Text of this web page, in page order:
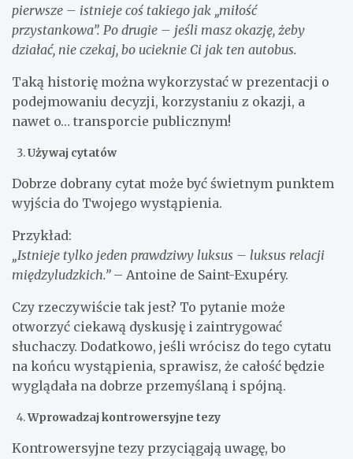
pierwsze – istnieje coś takiego jak „miłość
przystankowa”. Po drugie – jeśli masz okazję, żeby
działać, nie czekaj, bo ucieknie Ci jak ten autobus.
Taką historię można wykorzystać w prezentacji o
podejmowaniu decyzji, korzystaniu z okazji, a
nawet o… transporcie publicznym!
Używaj cytatów
Dobrze dobrany cytat może być świetnym punktem
wyjścia do Twojego wystąpienia.
Przykład:
„Istnieje tylko jeden prawdziwy luksus – luksus relacji
międzyludzkich.”– Antoine de Saint-Exupéry.
Czy rzeczywiście tak jest? To pytanie może
otworzyć ciekawą dyskusję i zaintrygować
słuchaczy. Dodatkowo, jeśli wrócisz do tego cytatu
na końcu wystąpienia, sprawisz, że całość będzie
wyglądała na dobrze przemyślaną i spójną.
Wprowadzaj kontrowersyjne tezy
Kontrowersyjne tezy przyciągają uwagę, bo